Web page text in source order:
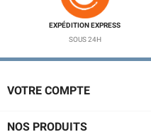
EXPÉDITION EXPRESS
SOUS 24H
VOTRE COMPTE
NOS PRODUITS